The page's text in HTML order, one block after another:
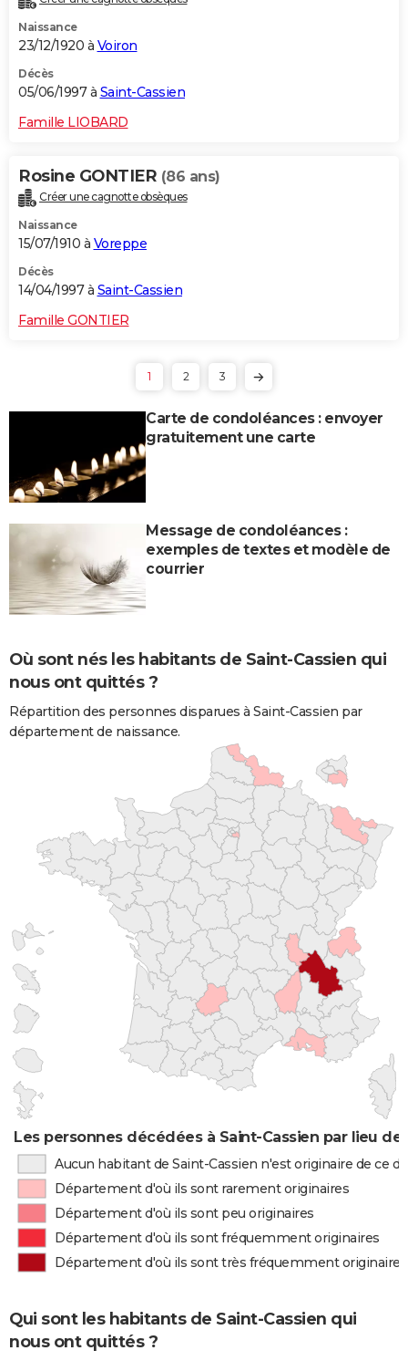
Naissance
23/12/1920 à Voiron
Décès
05/06/1997 à Saint-Cassien
Famille LIOBARD
Rosine GONTIER (86 ans)
Créer une cagnotte obsèques
Naissance
15/07/1910 à Voreppe
Décès
14/04/1997 à Saint-Cassien
Famille GONTIER
1 2 3
Carte de condoléances : envoyer
gratuitement une carte
Message de condoléances :
exemples de textes et modèle de
courrier
Où sont nés les habitants de Saint-Cassien qui
nous ont quittés ?
Répartition des personnes disparues à Saint-Cassien par
département de naissance.
Les personnes décédées à Saint-Cassien par lieu de
Aucun habitant de Saint-Cassien n'est originaire de ce
Département d'où ils sont rarement originaires
Département d'où ils sont peu originaires
Département d'où ils sont fréquemment originaires
Département d'où ils sont très fréquemment originaires
Qui sont les habitants de Saint-Cassien qui
nous ont quittés ?